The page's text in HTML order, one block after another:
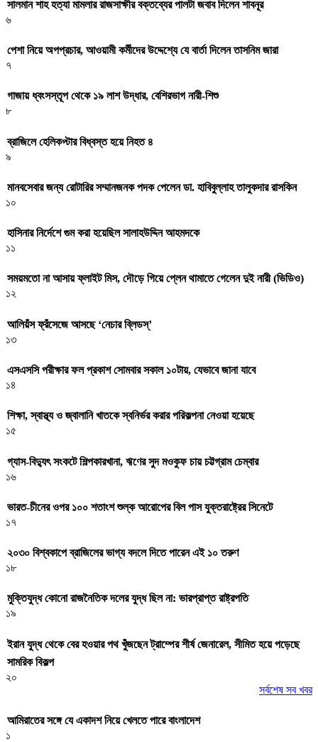
সালমান শাহ হত্যা মামলার রাজসাক্ষীর বক্তব্যের পালটা জবাব দিলেন শাবনূর
৬
পেশা নিয়ে অপপ্রচার, আওয়ামী কর্মীদের উদ্দেশ্যে যে বার্তা দিলেন তাসনিম জারা
৭
গাজায় ধ্বংসস্তূপ থেকে ১৯ লাশ উদ্ধার, বেশিরভাগ নারী-শিশু
৮
ব্রাজিলে হেলিকপ্টার বিধ্বস্ত হয়ে নিহত ৪
৯
মানবসেবার জন্য রোটারির সম্মানজনক পদক পেলেন ডা. হাবিবুল্লাহ তালুকদার রাসকিন
১০
হাসিনার নির্দেশে গুম করা হয়েছিল সালাহউদ্দিন আহমদকে
১১
সময়মতো না আসায় ফ্লাইট মিস, দৌড়ে গিয়ে প্লেন থামাতে গেলেন দুই নারী (ভিডিও)
১২
আলিয়ঁস ফ্রঁসেজে আসছে ‘নেচার ব্লিডস্’
১৩
এসএসসি পরীক্ষার ফল প্রকাশ সোমবার সকাল ১০টায়, যেভাবে জানা যাবে
১৪
শিক্ষা, স্বাস্থ্য ও জ্বালানি খাতকে স্বনির্ভর করার পরিকল্পনা নেওয়া হয়েছে
১৫
গ্যাস-বিদ্যুৎ সংকটে শিল্পকারখানা, ঋণের সুদ মওকুফ চায় চট্টগ্রাম চেম্বার
১৬
ভারত-চীনের ওপর ১০০ শতাংশ শুল্ক আরোপের বিল পাস যুক্তরাষ্ট্রের সিনেটে
১৭
২০৩০ বিশ্বকাপে ব্রাজিলের ভাগ্য বদলে দিতে পারেন এই ১০ তরুণ
১৮
মুক্তিযুদ্ধ কোনো রাজনৈতিক দলের যুদ্ধ ছিল না: ভারপ্রাপ্ত রাষ্ট্রপতি
১৯
ইরান যুদ্ধ থেকে বের হওয়ার পথ খুঁজছেন ট্রাম্পের শীর্ষ জেনারেল, সীমিত হয়ে পড়েছে
সামরিক বিকল্প
২০
সর্বশেষ সব খবর
আমিরাতের সঙ্গে যে একাদশ নিয়ে খেলতে পারে বাংলাদেশ
১